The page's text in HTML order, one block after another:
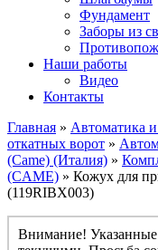
Фундамент
Заборы из
Наши работы
Видео
Контакты
Главная » Автоматика
откатных ворот »
(Came) (Италия) »
(CAME) » Кожух для
(119RIBX003)
Внимание! Указанные